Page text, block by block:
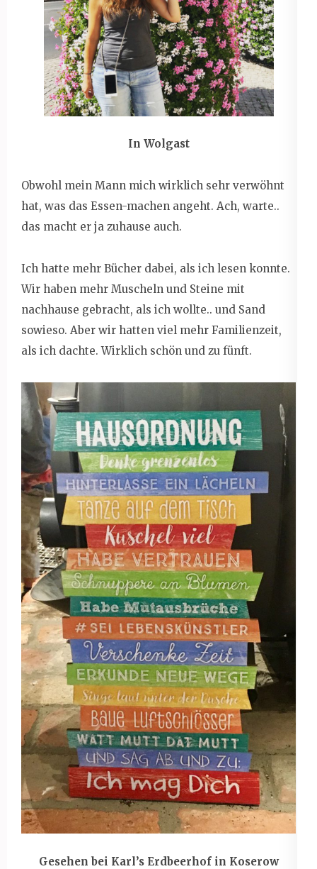
In Wolgast
Obwohl mein Mann mich wirklich sehr verwöhnt
hat, was das Essen-machen angeht. Ach, warte..
das macht er ja zuhause auch.
Ich hatte mehr Bücher dabei, als ich lesen konnte.
Wir haben mehr Muscheln und Steine mit
nachhause gebracht, als ich wollte.. und Sand
sowieso. Aber wir hatten viel mehr Familienzeit,
als ich dachte. Wirklich schön und zu fünft.
Gesehen bei Karl’s Erdbeerhof in Koserow